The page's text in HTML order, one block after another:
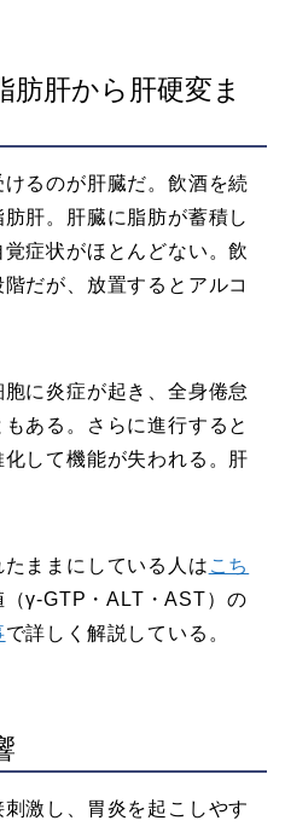
肪肝から肝硬変ま
るのが肝臓だ。飲酒を続
肝。肝臓に脂肪が蓄積し
症状がほとんどない。飲
だが、放置するとアルコ
に炎症が起き、全身倦怠
ある。さらに進行すると
して機能が失われる。肝
ままにしている人は こち
（γ-GTP・ALT・AST）の
で詳しく解説している。
激し、胃炎を起こしやす